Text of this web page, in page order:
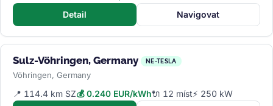
Detail
Navigovat
Sulz-Vöhringen, Germany NE-TESLA
Vöhringen, Germany
📍 114.4 km SZ💰 0.240 EUR/kWh🔌 12 míst⚡ 250 kW